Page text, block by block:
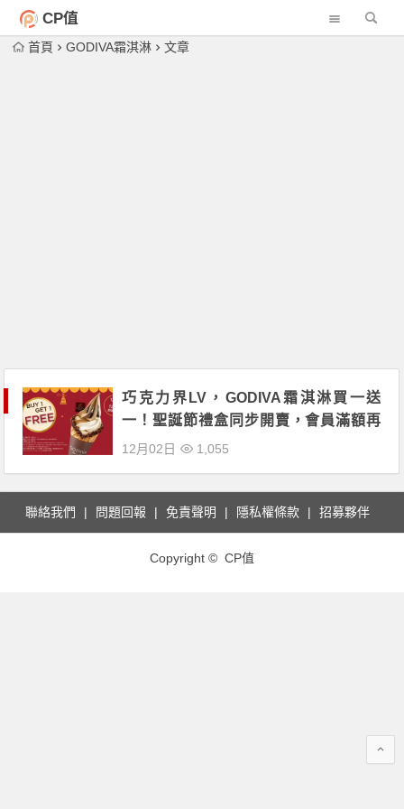
CP值
首頁 GODIVA霜淇淋 文章
巧克力界LV，GODIVA霜淇淋買一送
一！聖誕節禮盒同步開賣，會員滿額再
享9折優惠！
12月02日 1,055
聯絡我們 問題回報 免責聲明 隱私權條款 招募夥伴
Copyright © CP值